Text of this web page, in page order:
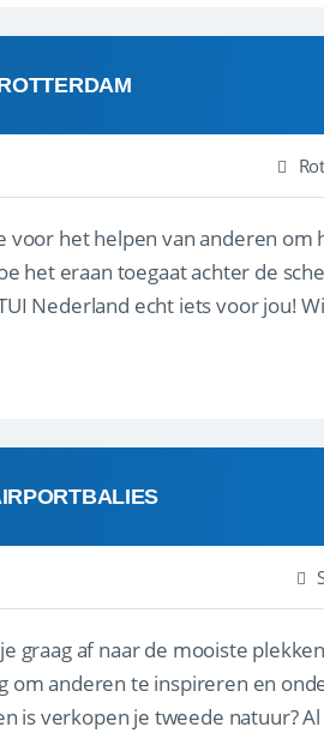
voor het helpen van anderen om
het eraan toegaat achter de
Nederland echt iets voor jou!
graag af naar de mooiste
om anderen te inspireren en
is verkopen je tweede natuur?